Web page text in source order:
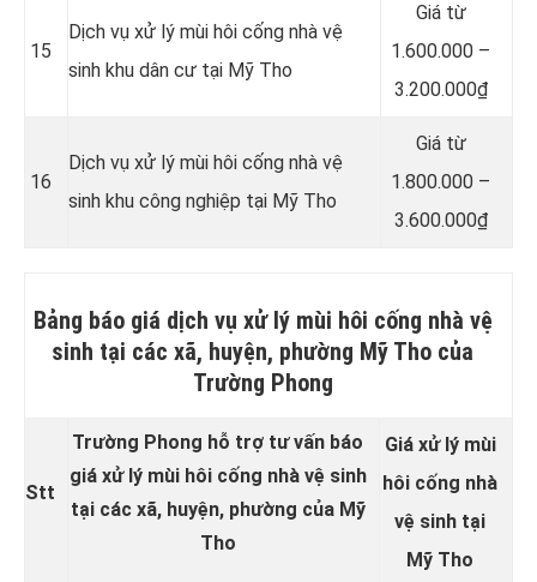
15
Dịch vụ xử lý mùi hôi cống nhà vệ
sinh khu dân cư tại Mỹ Tho
Giá từ
1.600.000 –
3.200.000₫
16
Dịch vụ xử lý mùi hôi cống nhà vệ
sinh khu công nghiệp tại Mỹ Tho
Giá từ
1.800.000 –
3.600.000₫
Bảng báo giá dịch vụ xử lý mùi hôi cống nhà vệ
sinh tại các xã, huyện, phường Mỹ Tho của
Trường Phong
Stt
Trường Phong hỗ trợ tư vấn báo
giá xử lý mùi hôi cống nhà vệ sinh
tại các xã, huyện, phường của Mỹ
Tho
Giá xử lý mùi
hôi cống nhà
vệ sinh tại
Mỹ Tho